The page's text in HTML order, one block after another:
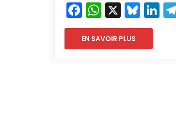
Facebook
X
EN SAVOIR PLUS